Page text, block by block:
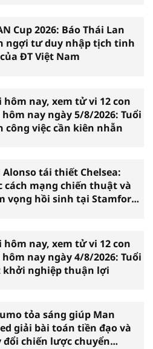
Cup 2026: Báo Thái Lan
ngợi tư duy nhập tịch tinh
ĐT Việt Nam
hôm nay, xem tử vi 12 con
nay ngày 5/8/2026: Tuổi
công việc cần kiên nhẫn
Alonso tái thiết Chelsea:
cách mạng chiến thuật và
vọng hồi sinh tại Stamford
hôm nay, xem tử vi 12 con
nay ngày 4/8/2026: Tuổi
khởi nghiệp thuận lợi
tỏa sáng giúp Man
giải bài toán tiền đạo và
đổi chiến lược chuyển